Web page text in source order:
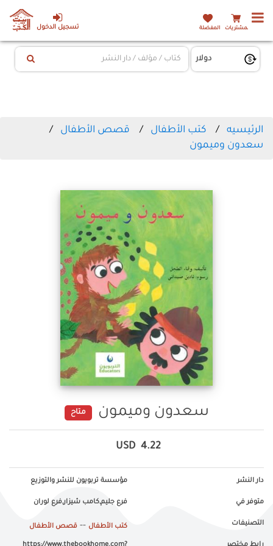
تسجيل الدخول المشتريات المفضلة
الرئيسيه كتب الأطفال
قصص الأطفال
سعدون وميمون
سعدون وميمون متاح
4.22
USD
دار النشر مؤسسة تربويون للنشر والتوزيع
متوفر في فرع جليم,كامب شيزار,فرع لوران
التصنيفات كتب الأطفال -- قصص الأطفال